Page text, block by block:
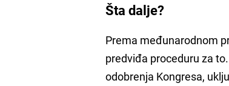
Šta dalje?
Prema međunarodnom
predviđa proceduru za
odobrenja Kongresa,